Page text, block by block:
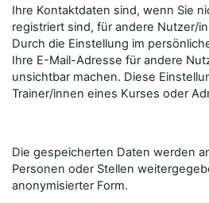
Ihre Kontaktdaten sind, wenn Sie
registriert sind, für andere Nutzer/
Durch die Einstellung im
Ihre E-Mail-Adresse für andere
unsichtbar machen. Diese
Trainer/innen eines Kurses oder
Die gespeicherten Daten werden
Personen oder Stellen
anonymisierter Form.